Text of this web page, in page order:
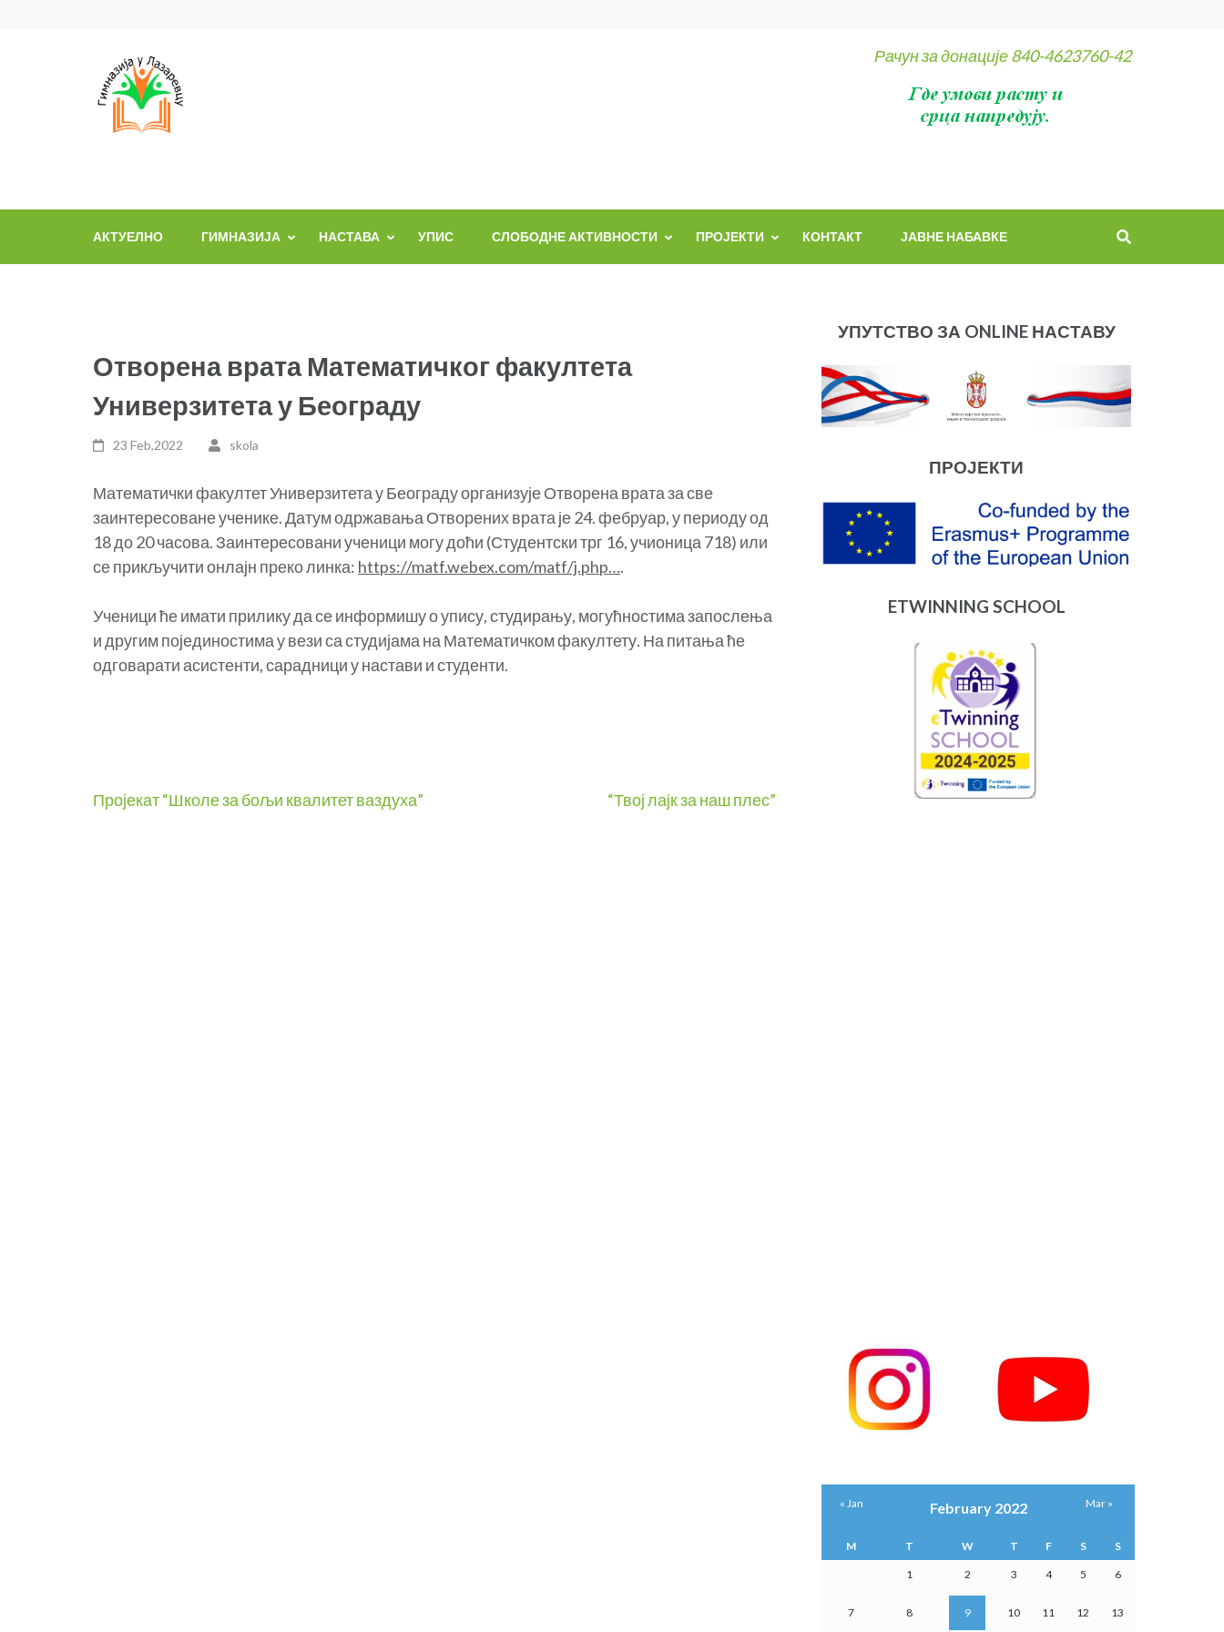
Рачун за донације 840-4623760-42
АКТУЕЛНО ГИМНАЗИЈА НАСТАВА УПИС СЛОБОДНЕ АКТИВНОСТИ ПРОЈЕКТИ КОНТАКТ ЈАВНЕ НАБАВКЕ
Отворена врата Математичког факултета
Универзитета у Београду
23 Feb,2022 skola
Математички факултет Универзитета у Београду организује Отворена врата за све
заинтересоване ученике. Датум одржавања Отворених врата је 24. фебруар, у периоду од
18 до 20 часова. Заинтересовани ученици могу доћи (Студентски трг 16, учионица 718) или
се прикључити онлајн преко линка: https://matf.webex.com/matf/j.php….
Ученици ће имати прилику да се информишу о упису, студирању, могућностима запослења
и другим појединостима у вези са студијама на Математичком факултету. На питања ће
одговарати асистенти, сарадници у настави и студенти.
Post
Пројекат “Школе за бољи квалитет ваздуха” “Твој лајк за наш плес”
УПУТСТВО ЗА ONLINE НАСТАВУ
ПРОЈЕКТИ
ETWINNING SCHOOL
February 2022
M T W T F S S
1 2 3 4 5 6
7 8 9 10 11 12 13
« Jan Mar »